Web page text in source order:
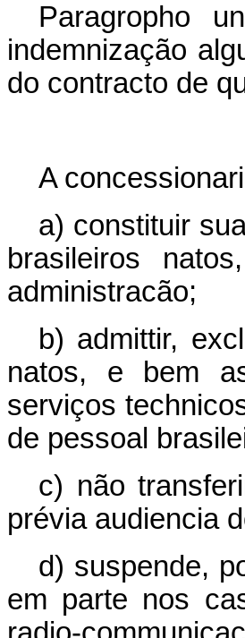
Paragropho
indemnização
do contracto de
A
a) constituir
brasileiros
administracão;
b) admittir,
natos, e bem
serviços
de pessoal
c) não
prévia audiencia
d) suspende,
em parte nos